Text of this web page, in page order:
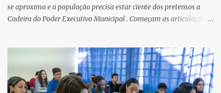
se aproxima e a população precisa estar ciente dos pretensos a
Cadeira do Poder Executivo Municipal . Começam as articulações e
Bandeira Valcinete Araújo e Professor Gerson Andrade há
possibilidade de mais nomes aparecer , ficaremos no aguardo para
trazer mais informações. A primeira entrevista foi com o
inimaginável Gerson Andrade ,Professor da Rede Municipal